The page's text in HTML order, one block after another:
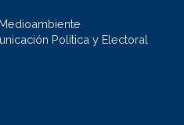
Política y Electoral